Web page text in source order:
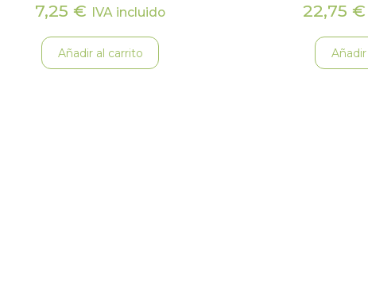
7,25 € IVA incluido
Añadir al carrito
22,75 €